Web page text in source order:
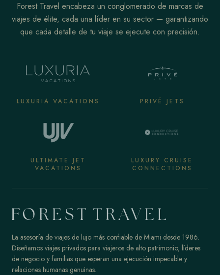
Forest Travel encabeza un conglomerado de marcas de
viajes de élite, cada una líder en su sector — garantizando
que cada detalle de tu viaje se ejecute con precisión.
LUXURIA VACATIONS PRIVÉ JETS
ULTIMATE JET
VACATIONS
LUXURY CRUISE
CONNECTIONS
La asesoría de viajes de lujo más confiable de Miami desde 1986.
Diseñamos viajes privados para viajeros de alto patrimonio, líderes
de negocio y familias que esperan una ejecución impecable y
relaciones humanas genuinas.